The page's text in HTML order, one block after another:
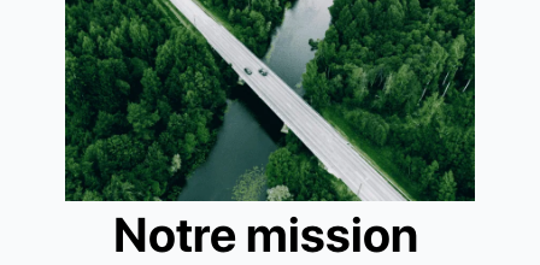
Notre mission